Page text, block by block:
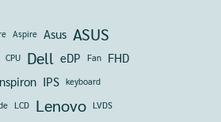
Aspire Asus ASUS
CPU Dell eDP Fan FHD
IPS keyboard
LCD Lenovo LVDS